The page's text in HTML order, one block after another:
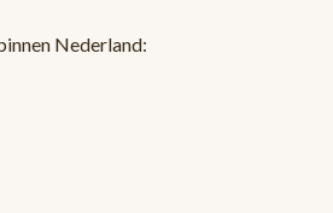
Nederland: